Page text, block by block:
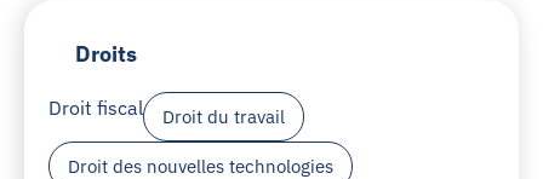
Droits
Droit fiscal Droit du travail
Droit des nouvelles technologies